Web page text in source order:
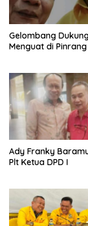
Gelombang
Menguat di Pinrang
Ady Franky
Plt Ketua DPD I